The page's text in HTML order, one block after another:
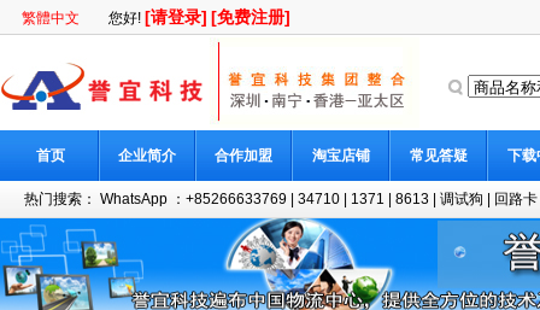
繁體中文 您好! [请登录] [免费注册]
首页 企业简介 合作加盟 淘宝店铺 常见答疑 下载
热门搜索： WhatsApp ：+85266633769 34710 1371 8613 调试狗 回路卡